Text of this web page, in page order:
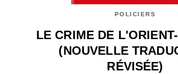
POLICIERS
LE CRIME DE
(NOUVELLE
RÉVISÉE)